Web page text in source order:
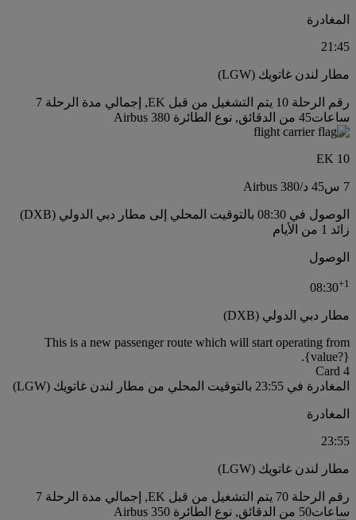
المغادرة
21:45
مطار لندن غاتويك (LGW)
رقم الرحلة 10 يتم التشغيل من قبل EK, إجمالي مدة الرحلة 7
ساعات45 من الدقائق, نوع الطائرة Airbus 380
EK 10
7 س 45 د /
Airbus 380
الوصول في 08:30 بالتوقيت المحلي إلى مطار دبي الدولي (DXB)
زائد 1 من الأيام
الوصول
08:30+1
مطار دبي الدولي (DXB)
This is a new passenger route which will start operating from
{value?}.
Card 4
المغادرة في 23:55 بالتوقيت المحلي من مطار لندن غاتويك (LGW)
المغادرة
23:55
مطار لندن غاتويك (LGW)
رقم الرحلة 70 يتم التشغيل من قبل EK, إجمالي مدة الرحلة 7
ساعات50 من الدقائق, نوع الطائرة Airbus 350